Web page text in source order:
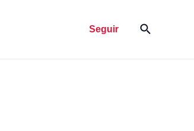
Seguir Pesquisar